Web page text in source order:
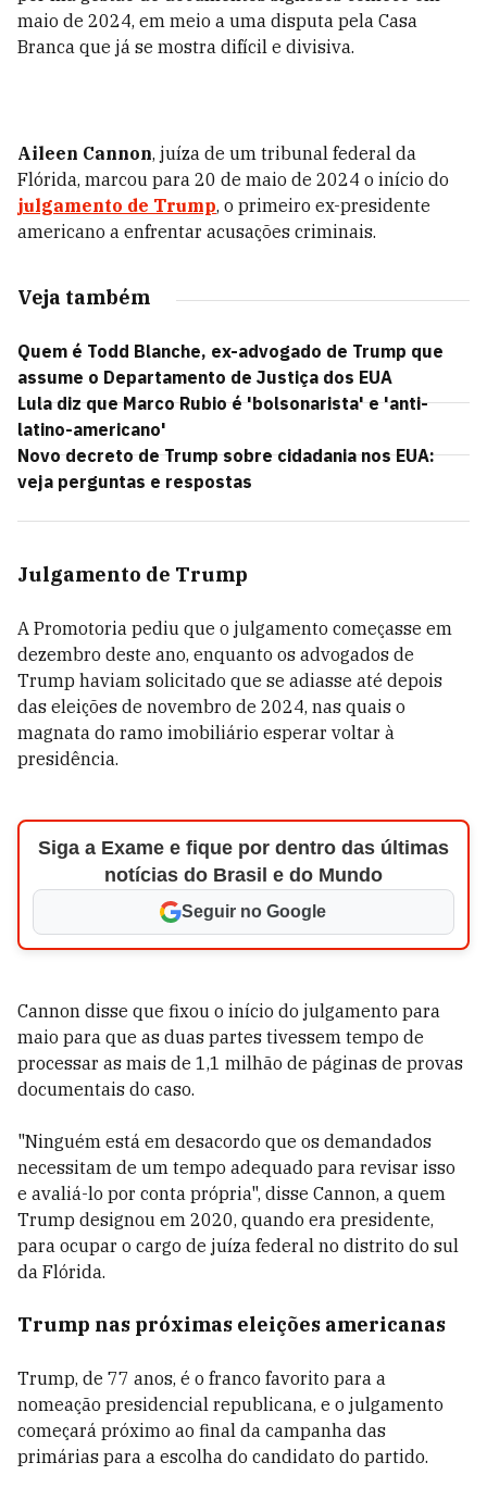
maio de 2024, em meio a uma disputa pela Casa
Branca que já se mostra difícil e divisiva.
Aileen Cannon, juíza de um tribunal federal da
Flórida, marcou para 20 de maio de 2024 o início do
julgamento de Trump, o primeiro ex-presidente
americano a enfrentar acusações criminais.
Veja também
Quem é Todd Blanche, ex-advogado de Trump que
assume o Departamento de Justiça dos EUA
Lula diz que Marco Rubio é 'bolsonarista' e 'anti-
latino-americano'
Novo decreto de Trump sobre cidadania nos EUA:
veja perguntas e respostas
Julgamento de Trump
A Promotoria pediu que o julgamento começasse em
dezembro deste ano, enquanto os advogados de
Trump haviam solicitado que se adiasse até depois
das eleições de novembro de 2024, nas quais o
magnata do ramo imobiliário esperar voltar à
presidência.
Siga a Exame e fique por dentro das últimas
notícias do Brasil e do Mundo
Seguir no Google
Cannon disse que fixou o início do julgamento para
maio para que as duas partes tivessem tempo de
processar as mais de 1,1 milhão de páginas de provas
documentais do caso.
"Ninguém está em desacordo que os demandados
necessitam de um tempo adequado para revisar isso
e avaliá-lo por conta própria", disse Cannon, a quem
Trump designou em 2020, quando era presidente,
para ocupar o cargo de juíza federal no distrito do sul
da Flórida.
Trump nas próximas eleições americanas
Trump, de 77 anos, é o franco favorito para a
nomeação presidencial republicana, e o julgamento
começará próximo ao final da campanha das
primárias para a escolha do candidato do partido.